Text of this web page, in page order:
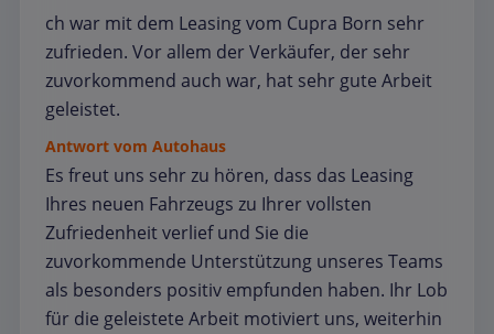
ch war mit dem Leasing vom Cupra Born sehr
zufrieden. Vor allem der Verkäufer, der sehr
zuvorkommend auch war, hat sehr gute Arbeit
geleistet.
Antwort vom Autohaus
Es freut uns sehr zu hören, dass das Leasing
Ihres neuen Fahrzeugs zu Ihrer vollsten
Zufriedenheit verlief und Sie die
zuvorkommende Unterstützung unseres Teams
als besonders positiv empfunden haben. Ihr Lob
für die geleistete Arbeit motiviert uns, weiterhin